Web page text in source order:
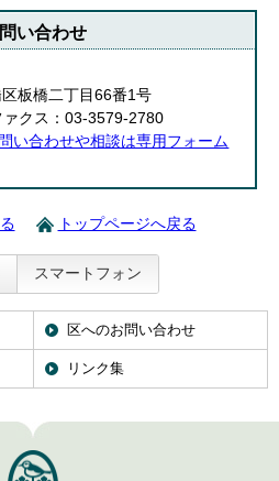
い合わせ
板橋二丁目66番1号
クス：03-3579-2780
い合わせや相談は専用フォーム
トップページへ戻る
スマートフォン
区へのお問い合わせ
リンク集